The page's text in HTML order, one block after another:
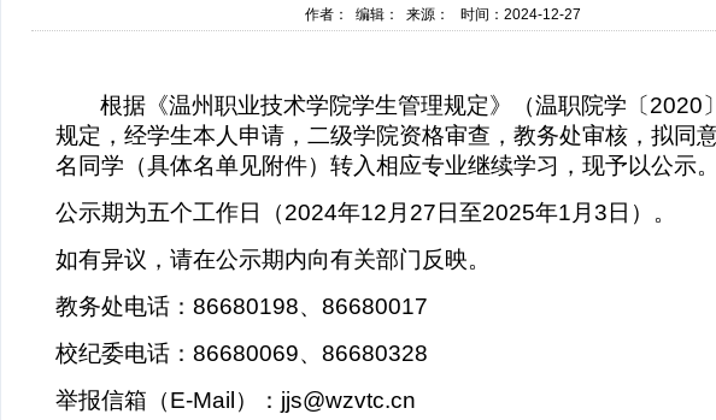
作者： 编辑： 来源： 时间：2024-12-27
根据《温州职业技术学院学生管理规定》（温职院学〔 2020 〕
规定，经学生本人申请，二级学院资格审查，教务处审核，拟同
名同学（具体名单见附件）转入相应专业继续学习，现予以公示。
公示期为五个工作日（2024年12 月 27 日至2025年1 月 3 日）。
如有异议，请在公示期内向有关部门反映。
教务处电话： 86680198、 86680017
校纪委电话： 86680069、 86680328
举报信箱（E-Mail ）： jjs@wzvtc.cn